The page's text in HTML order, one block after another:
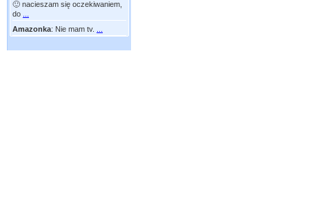
🙂 nacieszam się oczekiwaniem,
do
Amazonka: Nie mam tv.